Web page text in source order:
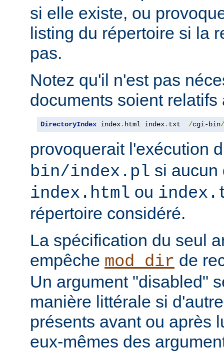
si elle existe, ou
listing du répertoire si la
pas.
Notez qu'il n'est pas
documents soient relatifs
DirectoryIndex index. html index. txt /cgi-bin/
provoquerait l'exécution
bin/index.pl si aucun
index.html ou
répertoire considéré.
La spécification du seul
empêche mod_dir de
Un argument "disabled"
manière littérale si
présents avant ou après
eux-mêmes des